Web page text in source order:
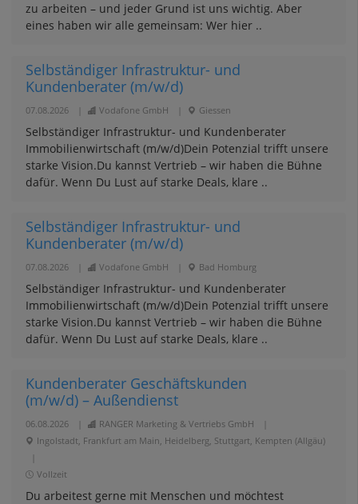
zu arbeiten – und jeder Grund ist uns wichtig. Aber
eines haben wir alle gemeinsam: Wer hier ..
Selbständiger Infrastruktur- und
Kundenberater (m/w/d)
07.08.2026 Vodafone GmbH Giessen
Selbständiger Infrastruktur- und Kundenberater
Immobilienwirtschaft (m/w/d)Dein Potenzial trifft unsere
starke Vision.Du kannst Vertrieb – wir haben die Bühne
dafür. Wenn Du Lust auf starke Deals, klare ..
Selbständiger Infrastruktur- und
Kundenberater (m/w/d)
07.08.2026 Vodafone GmbH Bad Homburg
Selbständiger Infrastruktur- und Kundenberater
Immobilienwirtschaft (m/w/d)Dein Potenzial trifft unsere
starke Vision.Du kannst Vertrieb – wir haben die Bühne
dafür. Wenn Du Lust auf starke Deals, klare ..
Kundenberater Geschäftskunden
(m/w/d) – Außendienst
06.08.2026 RANGER Marketing & Vertriebs GmbH
Ingolstadt, Frankfurt am Main, Heidelberg, Stuttgart, Kempten (Allgäu)
Vollzeit
Du arbeitest gerne mit Menschen und möchtest